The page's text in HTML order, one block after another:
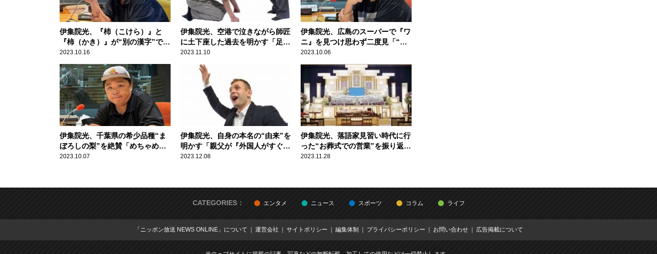
伊集院光、『杮（こけら）』と
『柿（かき）』が“別の漢字”であ
ることに言及「昔、師匠から教え
てもらったんだけど……」
2023.10.16
伊集院光、空港で泣きながら師匠
に土下座した過去を明かす「足に
しがみついて……」
2023.11.10
伊集院光、広島のスーパーで『ワ
ニ』を見つけ思わず二度見「“謎
の食べ物”がウマいんだよね」
2023.10.06
伊集院光、千葉県の希少品種“ま
ぼろしの梨”を絶賛「めちゃめち
ゃウマいです」
2023.10.07
伊集院光、自身の本名の“由来”を
明かす「親父が『外国人がすぐに
呼べる名前の方がいいよ』って言
2023.12.08
伊集院光、落語家見習い時代に行
った“お葬式での営業”を振り返る
「なぞかけとかやって……」
2023.11.28
CATEGORIES： エンタメ ニュース スポーツ コラム ライフ
「ニッポン放送 NEWS ONLINE」について 運営会社 サイトポリシー 編集体制 プライバシーポリシー お問い合わせ 広告掲載について